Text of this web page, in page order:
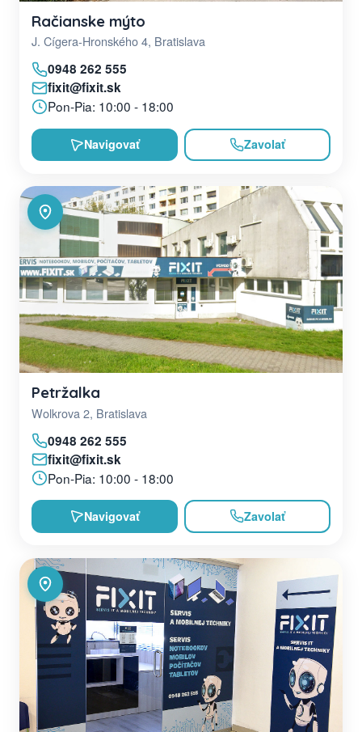
Račianske mýto
J. Cígera-Hronského 4, Bratislava
0948 262 555
fixit@fixit.sk
Pon-Pia: 10:00 - 18:00
Navigovať Zavolať
Petržalka
Wolkrova 2, Bratislava
0948 262 555
fixit@fixit.sk
Pon-Pia: 10:00 - 18:00
Navigovať Zavolať